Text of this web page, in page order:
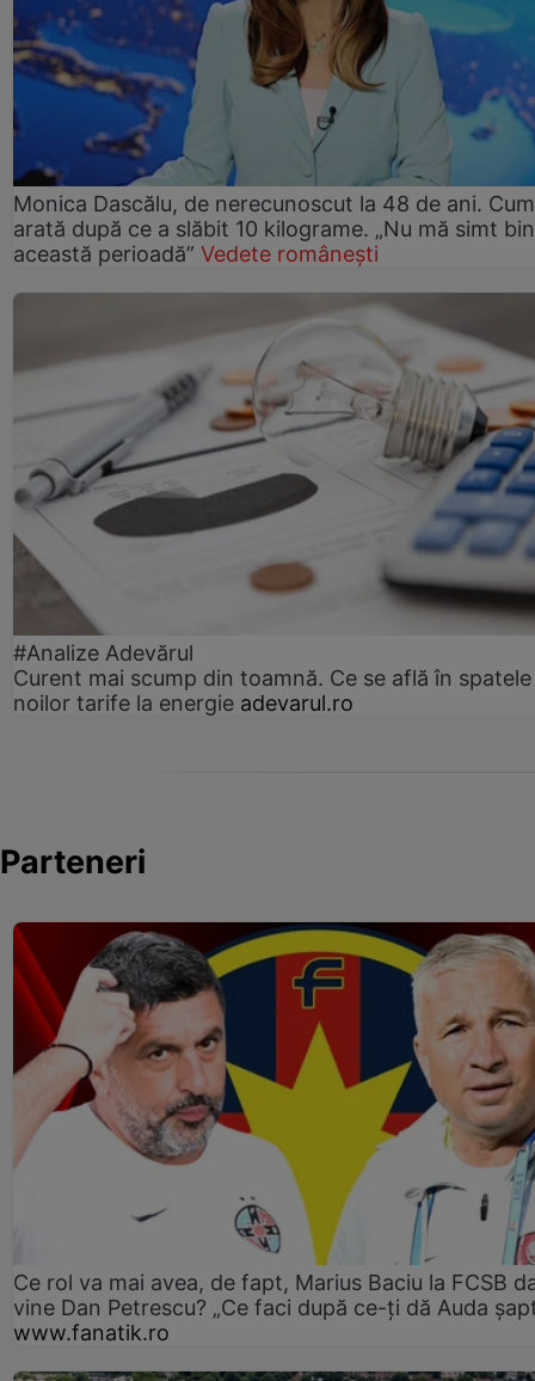
Monica Dascălu, de nerecunoscut la 48 de ani. Cum
arată după ce a slăbit 10 kilograme. „Nu mă simt
această perioadă” Vedete românești
#Analize Adevărul
Curent mai scump din toamnă. Ce se află în spatele
noilor tarife la energie adevarul.ro
Parteneri
Ce rol va mai avea, de fapt, Marius Baciu la FCSB
vine Dan Petrescu? „Ce faci după ce-ți dă Auda
www.fanatik.ro